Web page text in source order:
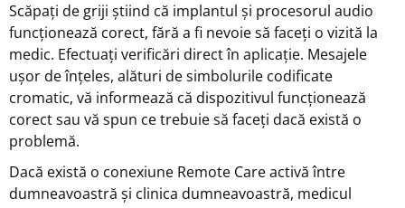
Scăpați de griji știind că implantul și procesorul audio
funcționează corect, fără a fi nevoie să faceți o vizită la
medic. Efectuați verificări direct în aplicație. Mesajele
ușor de înțeles, alături de simbolurile codificate
cromatic, vă informează că dispozitivul funcționează
corect sau vă spun ce trebuie să faceți dacă există o
problemă.
Dacă există o conexiune Remote Care activă între
dumneavoastră și clinica dumneavoastră, medicul